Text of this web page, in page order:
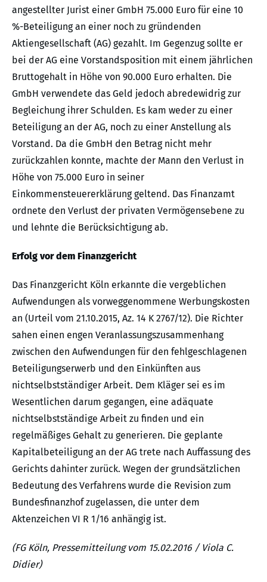
angestellter Jurist einer GmbH 75.000 Euro für eine 10
%-Beteiligung an einer noch zu gründenden
Aktiengesellschaft (AG) gezahlt. Im Gegenzug sollte er
bei der AG eine Vorstandsposition mit einem jährlichen
Bruttogehalt in Höhe von 90.000 Euro erhalten. Die
GmbH verwendete das Geld jedoch abredewidrig zur
Begleichung ihrer Schulden. Es kam weder zu einer
Beteiligung an der AG, noch zu einer Anstellung als
Vorstand. Da die GmbH den Betrag nicht mehr
zurückzahlen konnte, machte der Mann den Verlust in
Höhe von 75.000 Euro in seiner
Einkommensteuererklärung geltend. Das Finanzamt
ordnete den Verlust der privaten Vermögensebene zu
und lehnte die Berücksichtigung ab.
Erfolg vor dem Finanzgericht
Das Finanzgericht Köln erkannte die vergeblichen
Aufwendungen als vorweggenommene Werbungskosten
an (Urteil vom 21.10.2015, Az. 14 K 2767/12). Die Richter
sahen einen engen Veranlassungszusammenhang
zwischen den Aufwendungen für den fehlgeschlagenen
Beteiligungserwerb und den Einkünften aus
nichtselbstständiger Arbeit. Dem Kläger sei es im
Wesentlichen darum gegangen, eine adäquate
nichtselbstständige Arbeit zu finden und ein
regelmäßiges Gehalt zu generieren. Die geplante
Kapitalbeteiligung an der AG trete nach Auffassung des
Gerichts dahinter zurück. Wegen der grundsätzlichen
Bedeutung des Verfahrens wurde die Revision zum
Bundesfinanzhof zugelassen, die unter dem
Aktenzeichen VI R 1/16 anhängig ist.
(FG Köln, Pressemitteilung vom 15.02.2016 / Viola C.
Didier)